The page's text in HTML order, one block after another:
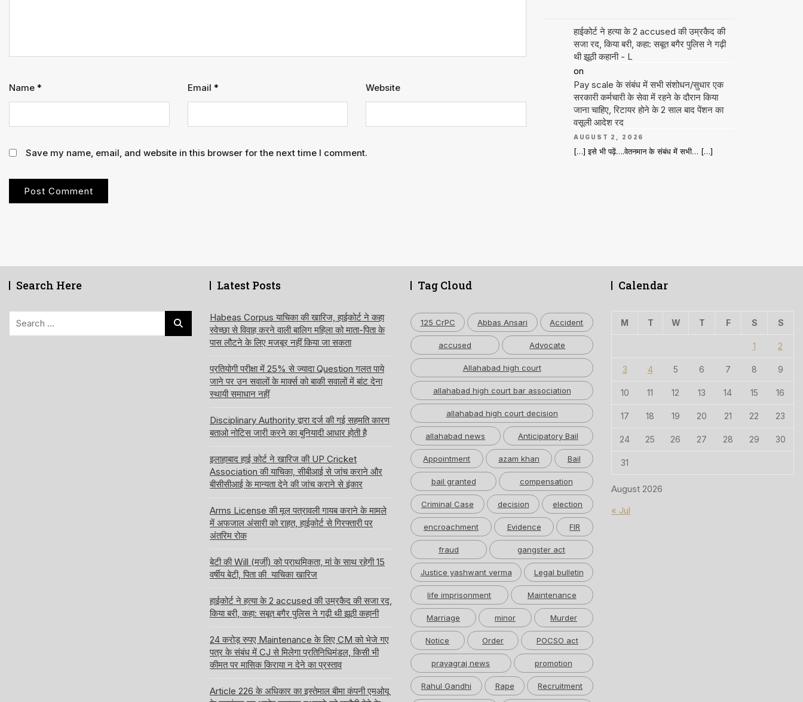
Name * Email * Website
Save my name, email, and website in this browser for the next time I comment.
हाईकोर्ट ने हत्या के 2 accused की उम्रकैद की
सजा रद, किया बरी, कहा: सबूत बगैर पुलिस ने गढ़ी
थी झूठी कहानी - L
on
Pay scale के संबंध में सभी संशोधन/सुधार एक
सरकारी कर्मचारी के सेवा में रहने के दौरान किया
जाना चाहिए, रिटायर होने के 2 साल बाद पेंशन का
वसूली आदेश रद
AUGUST 2, 2026
[…] इसे भी पढ़ें….वेतनमान के संबंध में सभी… […]
Search Here Latest Posts
Habeas Corpus याचिका की खारिज, हाईकोर्ट ने कहा
स्वेच्छा से विवाह करने वाली बालिग महिला को माता-पिता के
पास लौटने के लिए मजबूर नहीं किया जा सकता
प्रतियोगी परीक्षा में 25% से ज्यादा Question गलत पाये
जाने पर उन सवालों के मार्क्स को बाकी सवालों में बांट देना
स्थायी समाधान नहीं
Disciplinary Authority द्वारा दर्ज की गई सहमति कारण
बताओ नोटिस जारी करने का बुनियादी आधार होती है
इलाहाबाद हाई कोर्ट ने खारिज की UP Cricket
Association की याचिका, सीबीआई से जांच कराने और
बीसीसीआई के मान्यता देने की जांच कराने से इंकार
Arms License की मूल पत्रावली गायब कराने के मामले
में अफजाल अंसारी को राहत, हाईकोर्ट से गिरफ्तारी पर
अंतरिम रोक
बेटी की Will (मर्जी) को प्राथमिकता, मां के साथ रहेगी 15
वर्षीय बेटी, पिता की याचिका खारिज
हाईकोर्ट ने हत्या के 2 accused की उम्रकैद की सजा रद,
किया बरी, कहा: सबूत बगैर पुलिस ने गढ़ी थी झूठी कहानी
24 करोड़ रुपए Maintenance के लिए CM को भेजे गए
पत्र के संबंध में CJ से मिलेगा प्रतिनिधिमंडल, किसी भी
कीमत पर मासिक किराया न देने का प्रस्ताव
Article 226 के अधिकार का इस्तेमाल बीमा कंपनी एमओयू
Tag Cloud
125 CrPC Abbas Ansari Accident
accused Advocate
Allahabad high court
allahabad high court bar association
allahabad high court decision
allahabad news Anticipatory Bail
Appointment azam khan Bail
bail granted compensation
Criminal Case decision election
encroachment Evidence FIR
fraud gangster act
Justice yashwant verma Legal bulletin
life imprisonment Maintenance
Marriage minor Murder
Notice Order POCSO act
prayagraj news promotion
Rahul Gandhi Rape Recruitment
Calendar
August 2026
M T W T F S S
1 2
3 4 5 6 7 8 9
10 11 12 13 14 15 16
17 18 19 20 21 22 23
24 25 26 27 28 29 30
31
« Jul